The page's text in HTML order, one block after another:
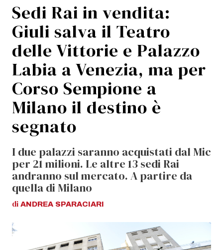
Sedi Rai in vendita:
Giuli salva il Teatro
delle Vittorie e Palazzo
Labia a Venezia, ma per
Corso Sempione a
Milano il destino è
segnato
I due palazzi saranno acquistati dal Mic
per 21 milioni. Le altre 13 sedi Rai
andranno sul mercato. A partire da
quella di Milano
di ANDREA SPARACIARI